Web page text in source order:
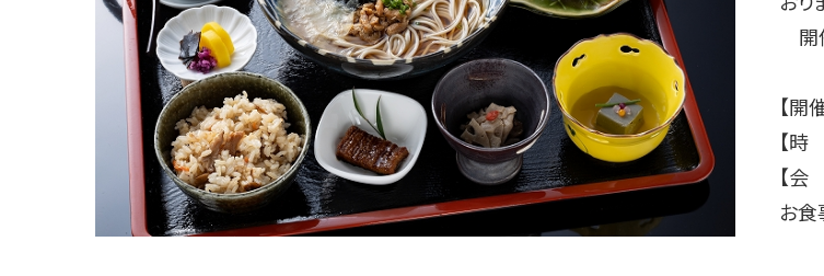
開
【開
【時
【会
お食